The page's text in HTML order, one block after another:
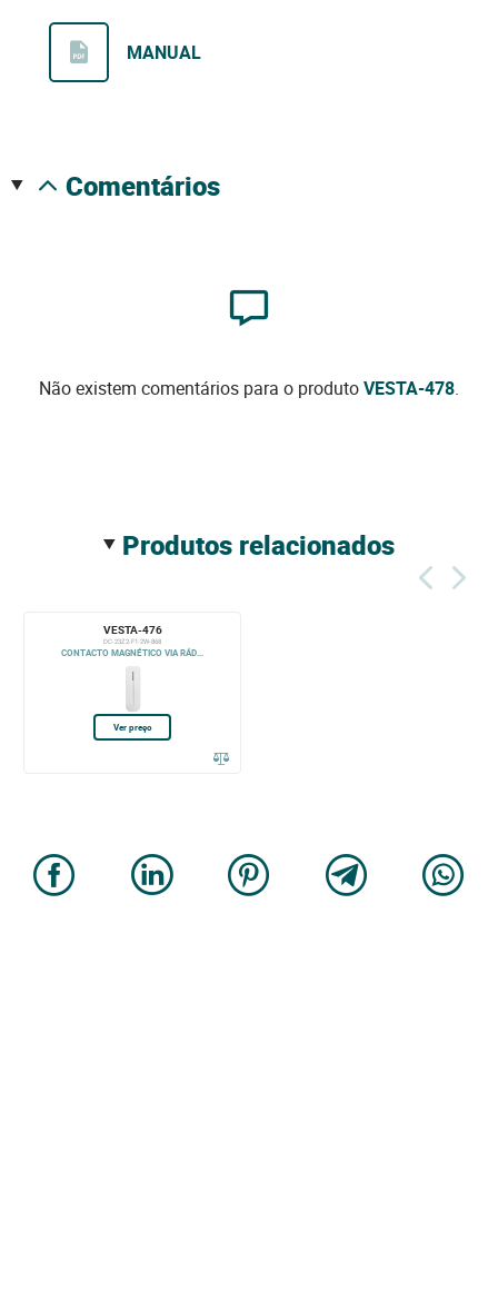
MANUAL
comentários
Não existem comentários para o produtoVESTA-478.
produtos relacionados
VESTA-476
DC-23Z2-F1-2W-868
CONTACTO MAGNÉTICO VIA RÁD...
Ver preço